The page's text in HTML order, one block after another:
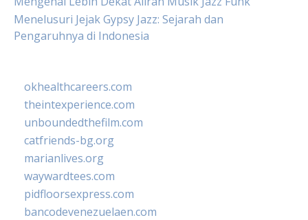
Menelusuri Jejak Gypsy Jazz: Sejarah dan
Pengaruhnya di Indonesia
okhealthcareers.com
theintexperience.com
unboundedthefilm.com
catfriends-bg.org
marianlives.org
waywardtees.com
pidfloorsexpress.com
bancodevenezuelaen.com